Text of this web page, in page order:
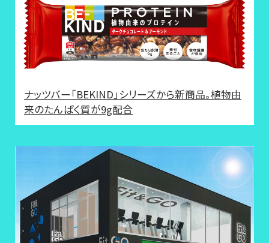
ナッツバー「BEKIND」シリーズから新商品。植物由
来のたんぱく質が9g配合